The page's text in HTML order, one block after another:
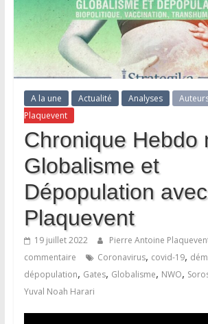
A la une Actualité Analyses
Plaquevent
Chronique Hebdo
Globalisme et
Dépopulation
Plaquevent
19 juillet 2022 Pierre Antoine
commentaire
Coronavirus, covid-19,
dépopulation, Gates, Globalisme, NWO,
Yuval Noah Harari